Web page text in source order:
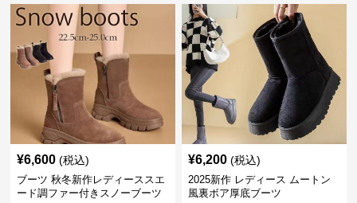
¥6,600 (税込)
ブーツ 秋冬新作レディーススエ
ード調ファー付きスノーブーツ
¥6,200 (税込)
2025新作 レディース ムートン
風裏ボア厚底ブーツ